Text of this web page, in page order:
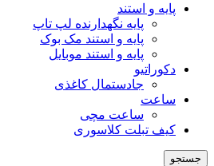
پایه و استند
پایه نگهدارنده لپ تاپ
پایه و استند مک بوک
پایه و استند موبایل
دکوراتیو
جادستمال کاغذی
ساعت
ساعت مچی
کیف تبلت کلاسوری
جستجو